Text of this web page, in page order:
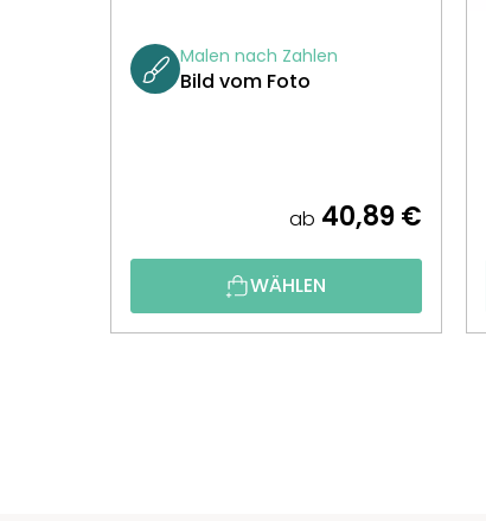
Malen nach Zahlen
Bild vom Foto
ab 40,89 €
WÄHLEN